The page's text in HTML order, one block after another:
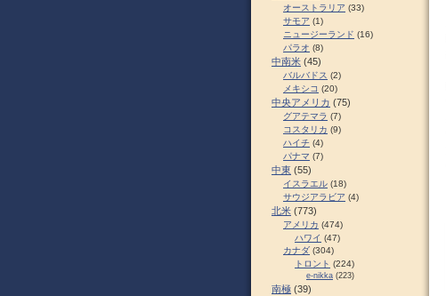
オーストラリア (33)
サモア (1)
ニュージーランド (16)
パラオ (8)
中南米 (45)
バルバドス (2)
メキシコ (20)
中央アメリカ (75)
グアテマラ (7)
コスタリカ (9)
ハイチ (4)
パナマ (7)
中東 (55)
イスラエル (18)
サウジアラビア (4)
北米 (773)
アメリカ (474)
ハワイ (47)
カナダ (304)
トロント (224)
e-nikka (223)
南極 (39)